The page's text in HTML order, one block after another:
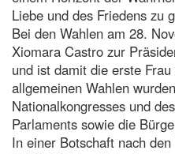
Liebe und des Friedens zu
Bei den Wahlen am 28.
Xiomara Castro zur
und ist damit die erste
allgemeinen Wahlen
Nationalkongresses und
Parlaments sowie die
In einer Botschaft nach